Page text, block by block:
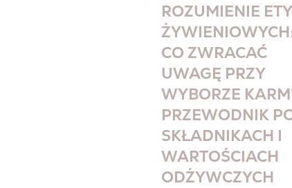
ROZUMIENIE
CO ZWRACAĆ
UWAGĘ PRZY
WYBORZE
PRZEWODNIK
SKŁADNIKACH I
WARTOŚCIACH
ODŻYWCZYCH